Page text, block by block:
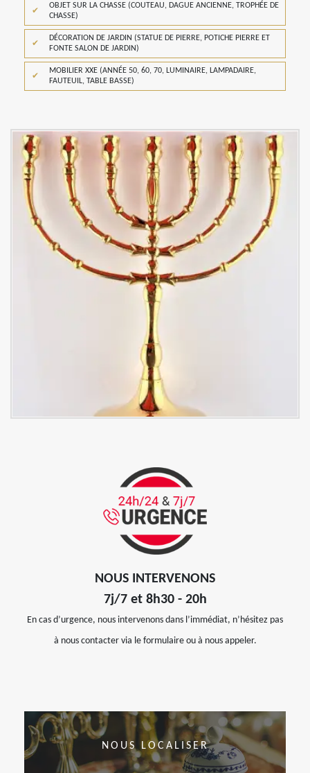
OBJET SUR LA CHASSE (COUTEAU, DAGUE ANCIENNE, TROPHÉE DE
CHASSE)
DÉCORATION DE JARDIN (STATUE DE PIERRE, POTICHE PIERRE ET
FONTE SALON DE JARDIN)
MOBILIER XXE (ANNÉE 50, 60, 70, LUMINAIRE, LAMPADAIRE,
FAUTEUIL, TABLE BASSE)
NOUS INTERVENONS
7j/7 et 8h30 - 20h
En cas d’urgence, nous intervenons dans l’immédiat, n’hésitez pas
à nous contacter via le formulaire ou à nous appeler.
NOUS LOCALISER